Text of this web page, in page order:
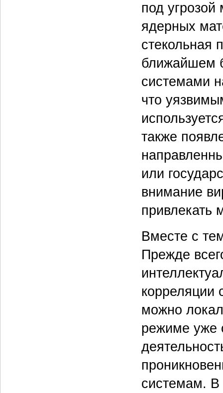
под угрозой
ядерных
стекольная
ближайшем
системами
что
также
или
внимание
Вместе с
Прежде
корреляции
можно
режиме уже
системам. В